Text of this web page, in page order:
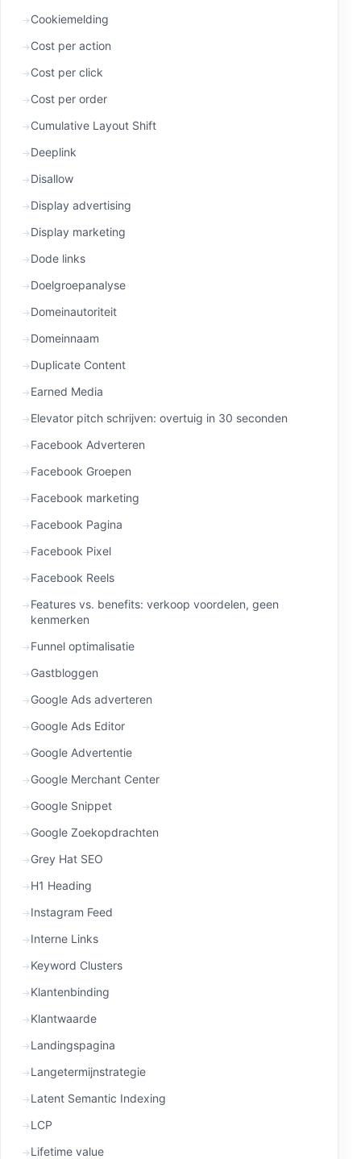
Cookiemelding
Cost per action
Cost per click
Cost per order
Cumulative Layout Shift
Deeplink
Disallow
Display advertising
Display marketing
Dode links
Doelgroepanalyse
Domeinautoriteit
Domeinnaam
Duplicate Content
Earned Media
Elevator pitch schrijven: overtuig in 30 seconden
Facebook Adverteren
Facebook Groepen
Facebook marketing
Facebook Pagina
Facebook Pixel
Facebook Reels
Features vs. benefits: verkoop voordelen, geen
kenmerken
Funnel optimalisatie
Gastbloggen
Google Ads adverteren
Google Ads Editor
Google Advertentie
Google Merchant Center
Google Snippet
Google Zoekopdrachten
Grey Hat SEO
H1 Heading
Instagram Feed
Interne Links
Keyword Clusters
Klantenbinding
Klantwaarde
Landingspagina
Langetermijnstrategie
Latent Semantic Indexing
LCP
Lifetime value